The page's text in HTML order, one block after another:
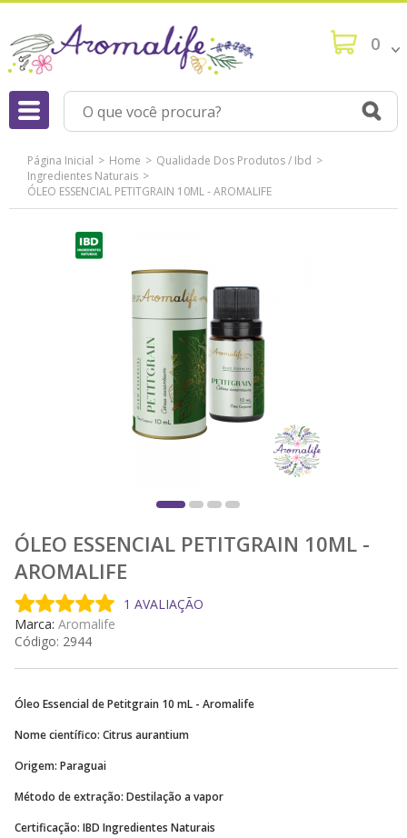
0
Página Inicial Home
Qualidade Dos Produtos / Ibd
Ingredientes Naturais
ÓLEO ESSENCIAL PETITGRAIN 10ML - AROMALIFE
ÓLEO ESSENCIAL PETITGRAIN 10ML -
AROMALIFE
1 AVALIAÇÃO
Marca:Aromalife
Código: 2944
Óleo Essencial de Petitgrain 10 mL - Aromalife
Nome científico: Citrus aurantium
Origem: Paraguai
Método de extração: Destilação a vapor
Certificação: IBD Ingredientes Naturais